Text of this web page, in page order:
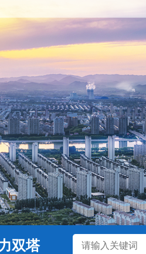
双塔